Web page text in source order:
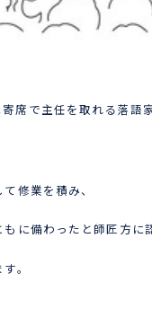
寄席で主任を取れる落語
修業を積み、
もに備わったと師匠方に
。